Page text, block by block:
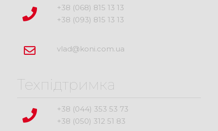
+38 (068) 815 13 13
+38 (093) 815 13 13
vlad@koni.com.ua
Техпідтримка
+38 (044) 353 53 73
+38 (050) 312 51 83